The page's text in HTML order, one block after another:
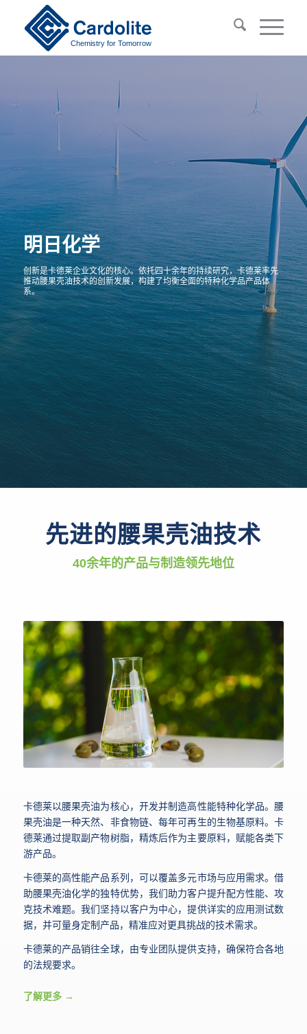
Chemistry for Tomorrow
明日化学
创新是卡德莱企业文化的核心。依托四十余年的持续研究，卡德莱率先
推动腰果壳油技术的创新发展，构建了均衡全面的特种化学品产品体
系。
先进的腰果壳油技术
40余年的产品与制造领先地位
卡德莱以腰果壳油为核心，开发并制造高性能特种化学品。腰
果壳油是一种天然、非食物链、每年可再生的生物基原料。卡
德莱通过提取副产物树脂，精炼后作为主要原料，赋能各类下
游产品。
卡德莱的高性能产品系列，可以覆盖多元市场与应用需求。借
助腰果壳油化学的独特优势，我们助力客户提升配方性能、攻
克技术难题。我们坚持以客户为中心，提供详实的应用测试数
据，并可量身定制产品，精准应对更具挑战的技术需求。
卡德莱的产品销往全球，由专业团队提供支持，确保符合各地
的法规要求。
了解更多